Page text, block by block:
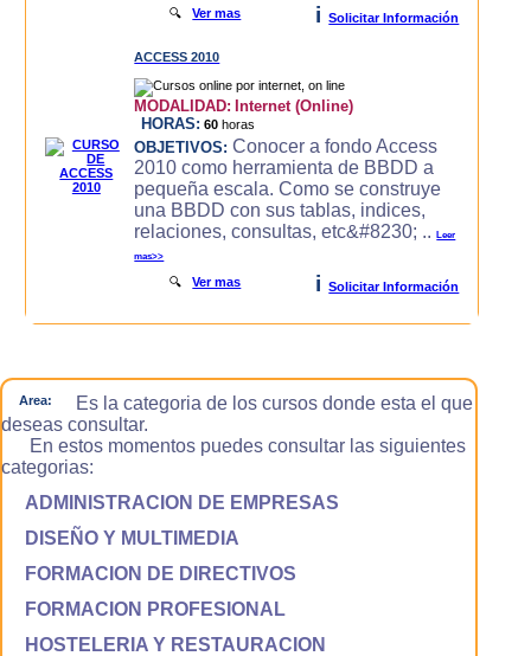
🔍Ver mas i Solicitar Información
ACCESS 2010
MODALIDAD: Internet (Online)
HORAS: 60 horas
OBJETIVOS: Conocer a fondo Access
2010 como herramienta de BBDD a
pequeña escala. Como se construye
una BBDD con sus tablas, indices,
relaciones, consultas, etc&#8230; ..Leer
mas>>
🔍Ver mas i Solicitar Información
Area:
Es la categoria de los cursos donde esta el que
deseas consultar.
En estos momentos puedes consultar las siguientes
categorias:
ADMINISTRACION DE EMPRESAS
DISEÑO Y MULTIMEDIA
FORMACION DE DIRECTIVOS
FORMACION PROFESIONAL
HOSTELERIA Y RESTAURACION